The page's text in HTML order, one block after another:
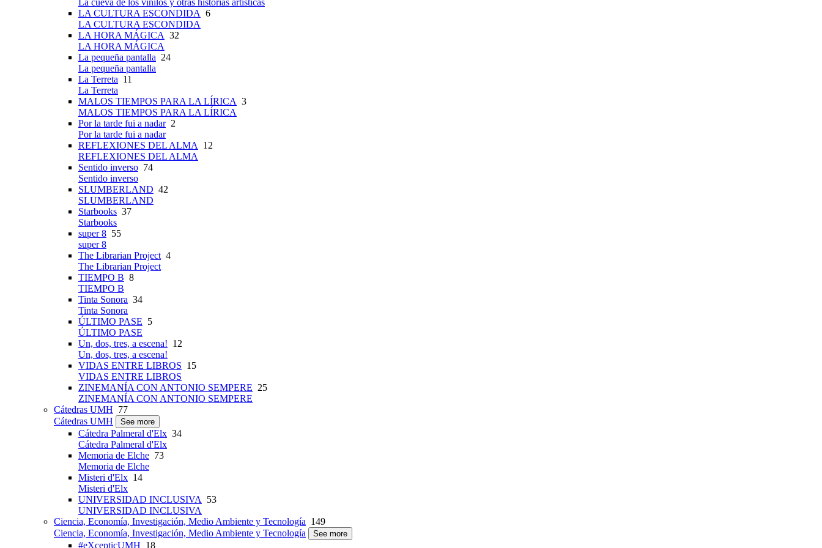
La cueva de los vinilos y otras historias artísticas
LA CULTURA ESCONDIDA 6
LA CULTURA ESCONDIDA
LA HORA MÁGICA 32
LA HORA MÁGICA
La pequeña pantalla 24
La pequeña pantalla
La Terreta 11
La Terreta
MALOS TIEMPOS PARA LA LÍRICA 3
MALOS TIEMPOS PARA LA LÍRICA
Por la tarde fui a nadar2
Por la tarde fui a nadar
REFLEXIONES DEL ALMA
12
REFLEXIONES DEL ALMA
Sentido inverso 74
Sentido inverso
SLUMBERLAND 42
SLUMBERLAND
Starbooks 37
Starbooks
super 8 55
super 8
The Librarian Project 4
The Librarian Project
TIEMPO B 8
TIEMPO B
Tinta Sonora 34
Tinta Sonora
ÚLTIMO PASE 5
ÚLTIMO PASE
Un, dos, tres, a escena! 12
Un, dos, tres, a escena!
VIDAS ENTRE LIBROS 15
VIDAS ENTRE LIBROS
ZINEMANÍA CON ANTONIO SEMPERE 25
ZINEMANÍA CON ANTONIO SEMPERE
Cátedras UMH 77
Cátedras UMH
See more
Cátedra Palmeral d'Elx 34
Cátedra Palmeral d'Elx
Memoria de Elche 73
Memoria de Elche
Misteri d'Elx 14
Misteri d'Elx
UNIVERSIDAD INCLUSIVA
53
UNIVERSIDAD INCLUSIVA
Ciencia, Economía, Investigación, Medio Ambiente y Tecnología 149
Ciencia, Economía, Investigación, Medio Ambiente y Tecnología
See more
#eXcepticUMH 18